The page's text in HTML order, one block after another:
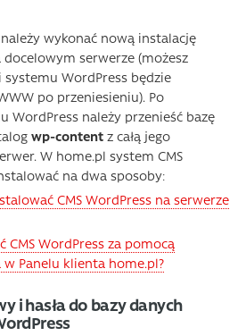
należy wykonać nową instalację
serwerze (możesz
WordPress będzie
po przeniesieniu). Po
WordPress należy przenieść bazę
wp-content z całą jego
W home.pl system CMS
na dwa sposoby:
CMS WordPress na serwerze
CMS WordPress za pomocą
Panelu klienta home.pl?
i hasła do bazy danych